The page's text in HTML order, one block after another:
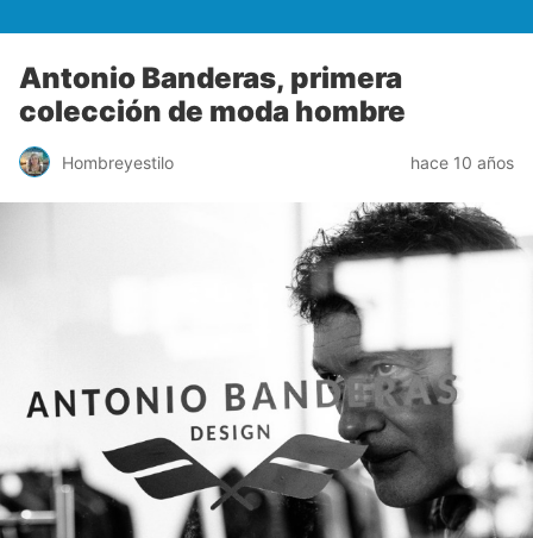
Antonio Banderas, primera
colección de moda hombre
Hombreyestilo hace 10 años